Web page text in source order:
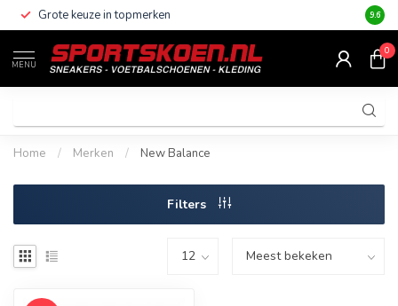
Grote keuze in topmerken Altijd
9.6
MENU
0
Home / Merken / New Balance
Filters